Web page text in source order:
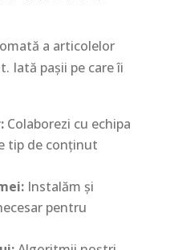
a articolelor
Iată pașii pe care îi
Colaborezi cu echipa
tip de conținut
Instalăm și
pentru